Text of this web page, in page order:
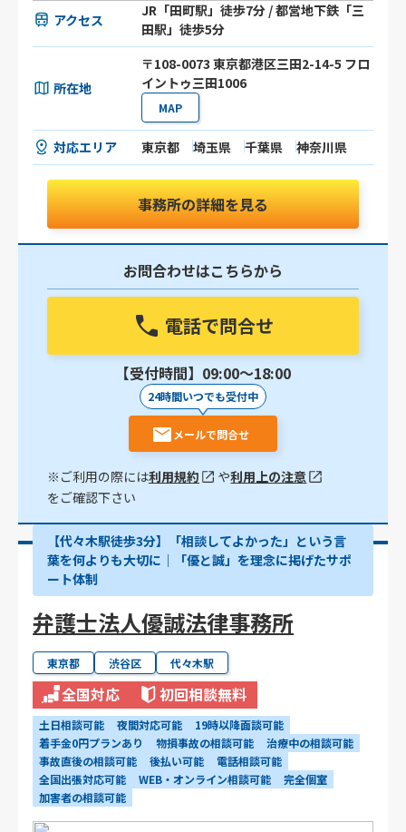
アクセス
JR「田町駅」徒歩7分 / 都営地下鉄「三
田駅」徒歩5分
所在地
〒108-0073 東京都港区三田2-14-5 フロ
イントゥ三田1006
MAP
対応エリア 東京都 埼玉県 千葉県 神奈川県
事務所の詳細を見る
お問合わせはこちらから
電話で問合せ
【受付時間】09:00〜18:00
24時間いつでも受付中
メールで問合せ
※ご利用の際には利用規約 や利用上の注意
をご確認下さい
【代々木駅徒歩3分】「相談してよかった」という言
葉を何よりも大切に｜「優と誠」を理念に掲げたサポ
ート体制
弁護士法人優誠法律事務所
東京都 渋谷区 代々木駅
全国対応 初回相談無料
土日相談可能 夜間対応可能
19時以降面談可能
着手金0円プランあり
物損事故の相談可能
治療中の相談可能
事故直後の相談可能
後払い可能
電話相談可能
全国出張対応可能
WEB・オンライン相談可能
完全個室
加害者の相談可能